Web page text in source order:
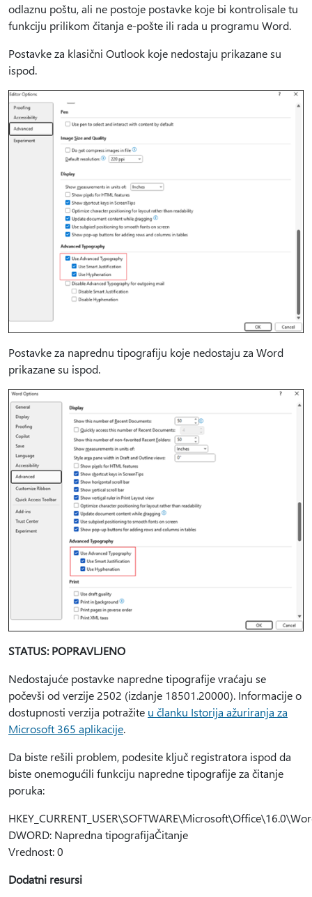
odlaznu poštu, ali ne postoje postavke koje bi kontrolisale tu
funkciju prilikom čitanja e-pošte ili rada u programu Word.
Postavke za klasični Outlook koje nedostaju prikazane su
ispod.
Postavke za naprednu tipografiju koje nedostaju za Word
prikazane su ispod.
STATUS: POPRAVLJENO
Nedostajuće postavke napredne tipografije vraćaju se
počevši od verzije 2502 (izdanje 18501.20000). Informacije o
dostupnosti verzija potražite u članku Istorija ažuriranja za
Microsoft 365 aplikacije.
Da biste rešili problem, podesite ključ registratora ispod da
biste onemogućili funkciju napredne tipografije za čitanje
poruka:
DWORD: Napredna tipografijaČitanje
Vrednost: 0
Dodatni resursi